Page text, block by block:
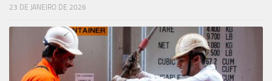
23 DE JANEIRO DE 2026